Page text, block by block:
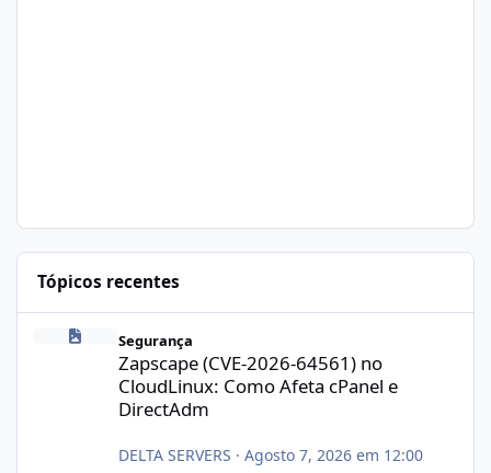
Tópicos recentes
Zapscape (CVE-2026-64561) no CloudLinux: Como Afeta cPanel
Segurança
Zapscape (CVE-2026-64561) no
CloudLinux: Como Afeta cPanel e
DirectAdm
DELTA SERVERS · Agosto 7, 2026 em 12:00